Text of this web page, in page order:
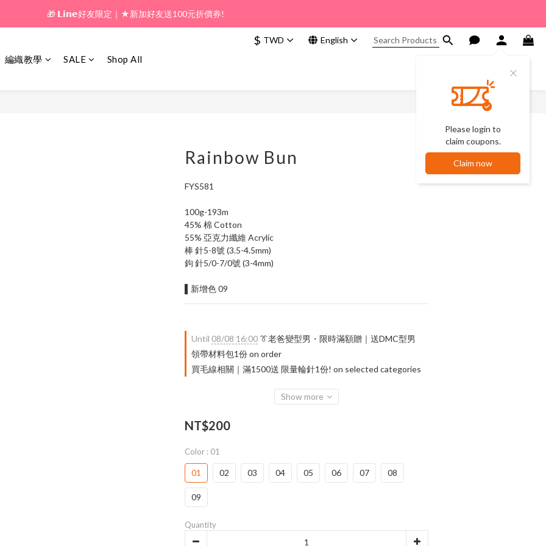
🎁 新好友購物金｜★加入新會員領券送100元!
🎁 𝗟𝗶𝗻𝗲好友限定｜★新加好友送100元折價券!
$ TWD English
Please login to
claim coupons.
Claim now
編織教學 SALE Shop All
Rainbow Bun
FYS581
100g-193m
45% 棉 Cotton
55% 亞克力纖維 Acrylic
棒 針5-8號 (3.5-4.5mm)
鉤 針5/0-7/0號 (3-4mm)
▌新增色 09
Until 08/08 16:00 👔老爸變型男・限時滿額贈｜送DMC型男
領帶材料包1份 on order
買毛線相關｜滿1500送 限量輪針1份! on selected categories
Show more
NT$200
Color : 01
01 02 03 04 05 06 07 08
09
Quantity